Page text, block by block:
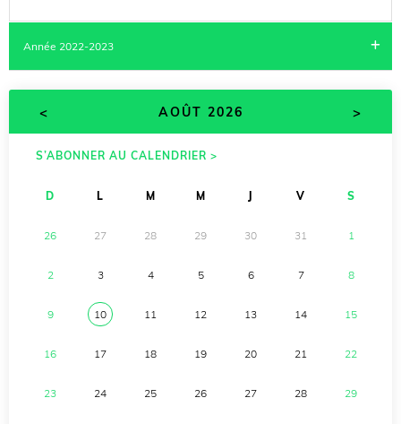
Année 2022-2023
Journal M’OKA décembre
< AOÛT 2026 >
S’ABONNER AU CALENDRIER >
D L M M V S
26 27 28 29 30 31 1
2 3 4 5 6 7 8
9 10 11 12 13 14 15
16 17 18 19 20 21 22
23 24 25 26 27 28 29